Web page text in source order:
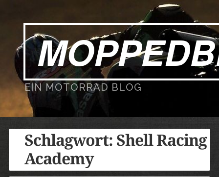
EIN MOTORRAD BLOG
Schlagwort: Shell Racing
Academy